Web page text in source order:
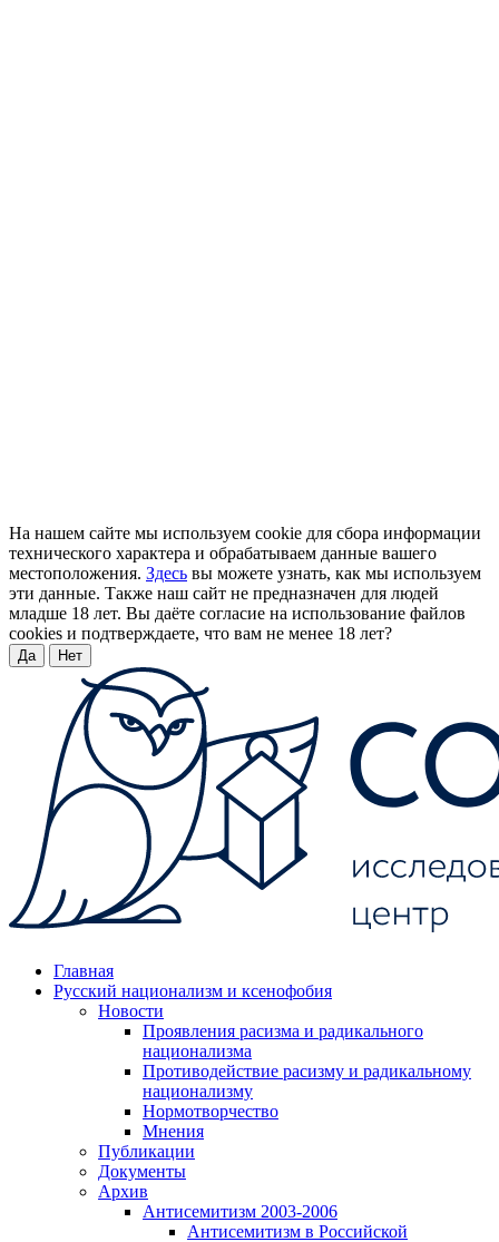
На нашем сайте мы используем cookie для сбора информации
технического характера и обрабатываем данные вашего
местоположения. Здесь вы можете узнать, как мы используем
эти данные. Также наш сайт не предназначен для людей
младше 18 лет. Вы даёте согласие на использование файлов
cookies и подтверждаете, что вам не менее 18 лет?
Да Нет
Главная
Русский национализм и ксенофобия
Новости
Проявления расизма и радикального
национализма
Противодействие расизму и радикальному
национализму
Нормотворчество
Мнения
Публикации
Документы
Архив
Антисемитизм 2003-2006
Антисемитизм в Российской